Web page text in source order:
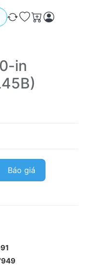
bạn nhập. Nhấn phím
So sánh
Ưa thích
Giỏ hàng
in
Printer (F2L45B) với
Báo giá